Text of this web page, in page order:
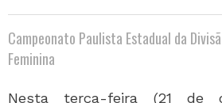
Campeonato Paulista Estadual da
Feminina
Nesta terça-feira (21 de